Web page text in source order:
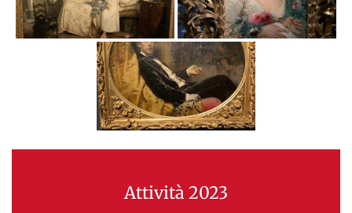
Attività 2023